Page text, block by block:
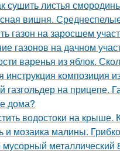
сушить листья
вишня.
газон на заросшем
газонов на дачном
варенья из яблок.
композиция
на прицепе.
дома?
водостоки на крыше.
и мозаика малины.
металлический